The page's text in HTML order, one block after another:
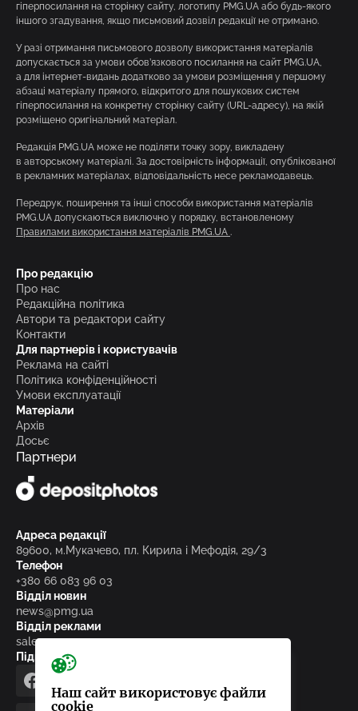
гіперпосилання на сторінку сайту, логотипу PMG.UA або будь-якого
іншого згадування, якщо письмовий дозвіл редакції не отримано.
У разі отримання письмового дозволу використання матеріалів
допускається за умови обов’язкового посилання на сайт PMG.UA,
а для інтернет-видань додатково за умови розміщення у першому
абзаці матеріалу прямого, відкритого для пошукових систем
гіперпосилання на конкретну сторінку сайту (URL-адресу), на якій
розміщено оригінальний матеріал.
Редакція PMG.UA може не поділяти точку зору, викладену
в авторському матеріалі. За достовірність інформації, опублікованої
в рекламних матеріалах, відповідальність несе рекламодавець.
Передрук, поширення та інші способи використання матеріалів
PMG.UA допускаються виключно у порядку, встановленому
Правилами використання матеріалів PMG.UA .
Про редакцію
Про нас
Редакційна політика
Автори та редактори сайту
Контакти
Для партнерів і користувачів
Реклама на сайті
Політика конфіденційності
Умови експлуатації
Матеріали
Архів
Досьє
Партнери
Адреса редакції
89600, м.Мукачево, пл. Кирила і Мефодія, 29/3
Телефон
+380 66 083 96 03
Відділ новин
news@pmg.ua
Відділ реклами
sales@pmg.ua
Підписуйтесь на нас у соціальних мережах
facebooktelegram
Наш сайт використовує файли
cookie